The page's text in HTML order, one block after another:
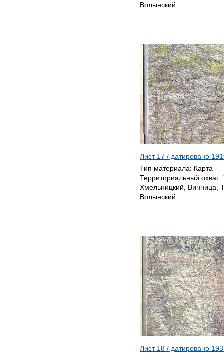
Волынский
Лист 17 / датировано
Тип материала: Карта
Территориальный охват:
Хмельницкий, Винница,
Волынский
Лист 18 / датировано